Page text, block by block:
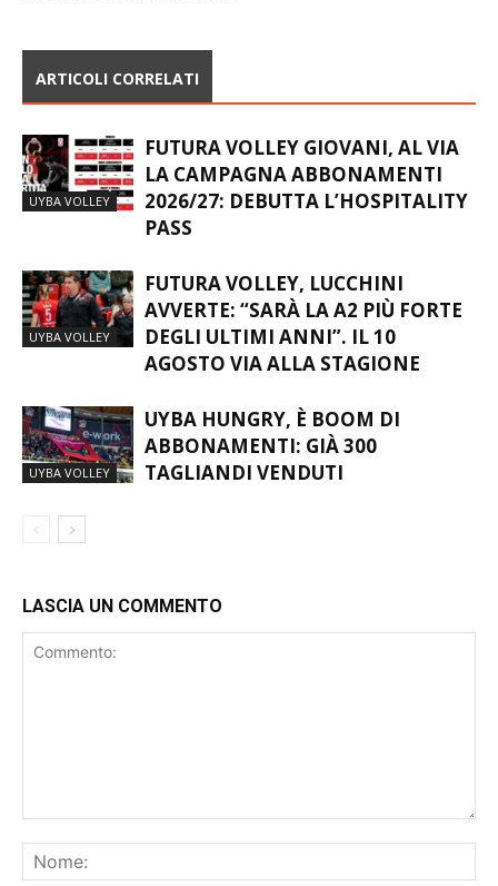
ARTICOLI CORRELATI
FUTURA VOLLEY GIOVANI, AL VIA
LA CAMPAGNA ABBONAMENTI
2026/27: DEBUTTA L’HOSPITALITY
FUTURA VOLLEY, LUCCHINI
AVVERTE: “SARÀ LA A2 PIÙ FORTE
DEGLI ULTIMI ANNI”. IL 10
UYBA HUNGRY, È BOOM DI
ABBONAMENTI: GIÀ 300